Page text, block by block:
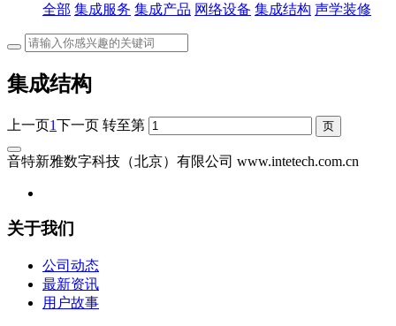
全部 集成服务 集成产品 网络设备 集成结构 声学装修
集成结构
上一页1下一页 转至第
音特新雅数字科技（北京）有限公司 www.intetech.com.cn
关于我们
公司动态
最新资讯
用户故事